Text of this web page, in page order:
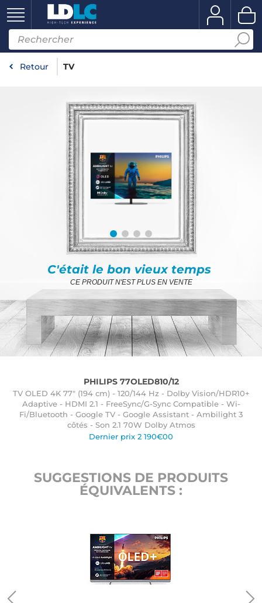
Retour TV
C'était le bon vieux temps
CE PRODUIT N'EST PLUS EN VENTE
PHILIPS 77OLED810/12
TV OLED 4K 77" (194 cm) - 120/144 Hz - Dolby Vision/HDR10+
Adaptive - HDMI 2.1 - FreeSync/G-Sync Compatible - Wi-
Fi/Bluetooth - Google TV - Google Assistant - Ambilight 3
côtés - Son 2.1 70W Dolby Atmos
Dernier prix 2 190€00
SUGGESTIONS DE PRODUITS
ÉQUIVALENTS :